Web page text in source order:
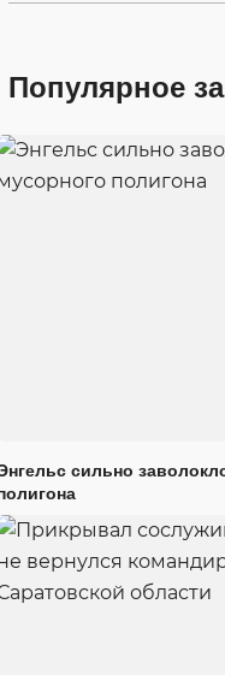
Популярное
сильно